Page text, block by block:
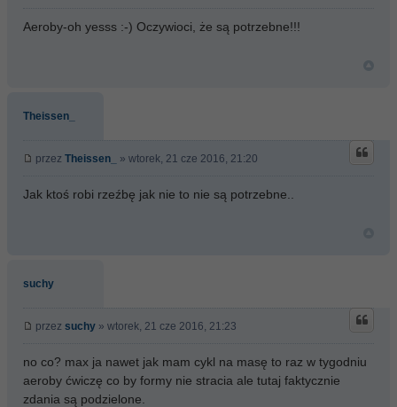
Aeroby-oh yesss :-) Oczywioci, że są potrzebne!!!
Theissen_
przez Theissen_ » wtorek, 21 cze 2016, 21:20
Jak ktoś robi rzeźbę jak nie to nie są potrzebne..
suchy
przez suchy » wtorek, 21 cze 2016, 21:23
no co? max ja nawet jak mam cykl na masę to raz w tygodniu
aeroby ćwiczę co by formy nie stracia ale tutaj faktycznie
zdania są podzielone.